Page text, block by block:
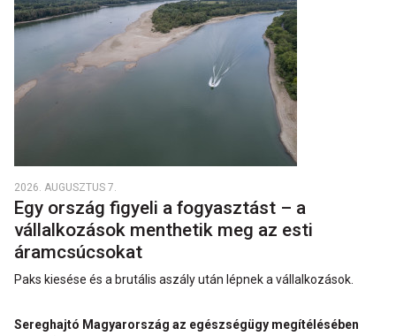
2026. AUGUSZTUS 7.
Egy ország figyeli a fogyasztást – a
vállalkozások menthetik meg az esti
áramcsúcsokat
Paks kiesése és a brutális aszály után lépnek a vállalkozások.
Sereghajtó Magyarország az egészségügy megítélésében